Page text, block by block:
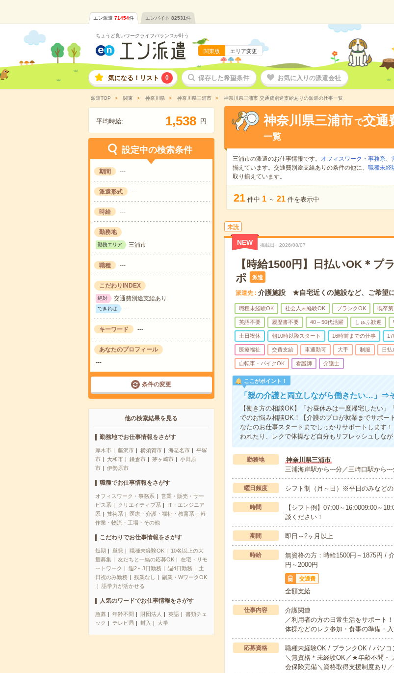
エン派遣 71454件 エンバイト 82531件
ちょうど良いワークライフバランスが叶う
関東版 エリア変更
気になる！リスト 0 保存した希望条件 お気に入りの派遣会社
派遣TOP 関東 神奈川県 神奈川県三浦市 神奈川県三浦市 交通費別途支給ありの派遣の仕事一覧
平均時給: 1,538 円
設定中の検索条件
期間 ---
派遣形式 ---
時給 ---
勤務地
勤務エリア 三浦市
職種 ---
こだわりINDEX
絶対 交通費別途支給あり
できれば ---
キーワード ---
あなたのプロフィール
---
条件の変更
他の検索結果を見る
勤務地でお仕事情報をさがす
厚木市 藤沢市 横須賀市 海老名市
平塚
市
大和市 鎌倉市 茅ヶ崎市
小田原
市
伊勢原市
職種でお仕事情報をさがす
オフィスワーク・事務系
営業・販売・サー
ビス系
クリエイティブ系
IT・エンジニア
系
技術系 医療・介護・福祉・教育系
軽
作業・物流・工場・その他
こだわりでお仕事情報をさがす
短期 単発 職種未経験OK
10名以上の大
量募集
友だちと一緒の応募OK
在宅・リモ
ートワーク
週2～3日勤務 週4日勤務
土
日祝のみ勤務
残業なし
副業・WワークOK
語学力が活かせる
人気のワードでお仕事情報をさがす
急募 年齢不問 財団法人 英語
書類チェ
ック
テレビ局 封入 大学
神奈川県三浦市 で交通
一覧
三浦市の派遣のお仕事情報です。 オフィスワーク・事務系、
揃えています。交通費別途支給ありの条件の他に、 職種未経
取り揃えています。
21 件中 1 ～ 21 件を表示中
未読
NEW 掲載日 2026/08/07
【時給1500円】日払いOK＊
ポ
派遣
派遣先 介護施設 ★自宅近くの施設など、ご希望
職種未経験OK 社会人未経験OK ブランクOK 既卒
英語不要 履歴書不要 40～50代活躍 しゅふ歓迎
土日祝休 朝10時以降スタート 16時前までの仕事
医療福祉 交費支給 車通勤可 大手 制服 日払
自転車・バイクOK 看護師 介護士
ここがポイント！
「親の介護と両立しながら働きたい…」⇒
【働き方の相談OK】「お昼休みは一度帰宅したい
でのお悩み相談OK！【介護のプロが就業までサポ
なたのお仕事スタートまでしっかりサポートします
われたり、レクで体操など自分もリフレッシュしなが
勤務地
神奈川県三浦市
三浦海岸駅から---分／三崎口駅から---
曜日頻度 シフト制（月～日）※平日のみなど
時間
【シフト例】07:00～16:0009:00～
談ください！
期間 即日～2ヶ月以上
時給
無資格の方：時給1500円～1875円 /
円～2000円
交通費
全額支給
仕事内容
介護関連
／利用者の方の日常生活をサポート
体操などのレク参加・食事の準備・
応募資格
職種未経験OK / ブランクOK / パソ
＼無資格＊未経験OK／★年齢不問
会保険完備＼資格取得支援制度あり